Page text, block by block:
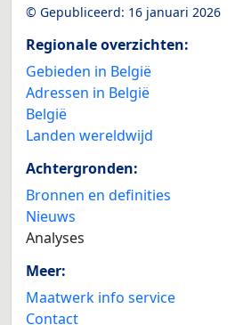
© Gepubliceerd: 16 januari 2026
Regionale overzichten:
Gebieden in België
Adressen in België
België
Landen wereldwijd
Achtergronden:
Bronnen en definities
Nieuws
Analyses
Meer:
Maatwerk info service
Contact